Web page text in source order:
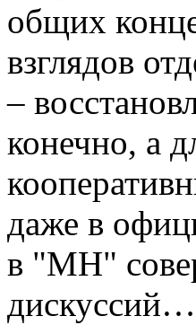
общих
взглядов
–
конечно, а
даже в
в "МН"
дискуссий…